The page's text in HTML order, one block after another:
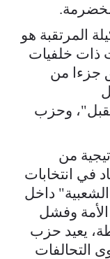
المرتقبة هو
ذات خلفيات
جزءا من
وحزب
من
في انتخابات
الشعبية" داخل
الأمة وفشل
يعيد حزب
التحالفات